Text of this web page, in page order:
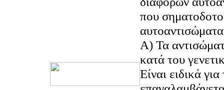
που
Α) Τα
κατά του
Είναι ειδικά